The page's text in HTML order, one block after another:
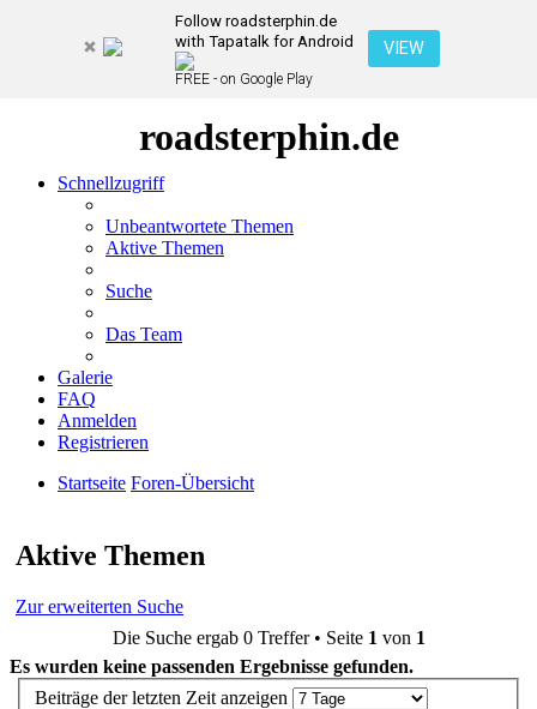
Follow roadsterphin.de
with Tapatalk for Android
FREE - on Google Play
VIEW
roadsterphin.de
Schnellzugriff
Unbeantwortete Themen
Aktive Themen
Suche
Das Team
Galerie
FAQ
Anmelden
Registrieren
Startseite Foren-Übersicht
Aktive Themen
Zur erweiterten Suche
Die Suche ergab 0 Treffer • Seite 1 von 1
Es wurden keine passenden Ergebnisse gefunden.
Beiträge der letzten Zeit anzeigen